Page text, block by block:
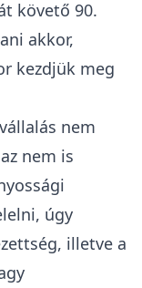
követő 90.
akkor,
kezdjük meg
nem
nem is
úgy
illetve a